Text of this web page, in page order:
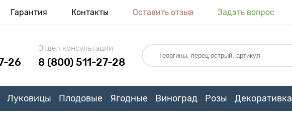
Гарантия Контакты Оставить отзыв Задать вопрос
26
Отдел консультации
8 (800) 511-27-28
Луковицы Плодовые Ягодные Виноград Розы Декоративка